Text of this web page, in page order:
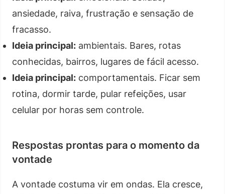
ansiedade, raiva, frustração e sensação de
fracasso.
Ideia principal: ambientais. Bares, rotas
conhecidas, bairros, lugares de fácil acesso.
Ideia principal: comportamentais. Ficar sem
rotina, dormir tarde, pular refeições, usar
celular por horas sem controle.
Respostas prontas para o momento da
vontade
A vontade costuma vir em ondas. Ela cresce,